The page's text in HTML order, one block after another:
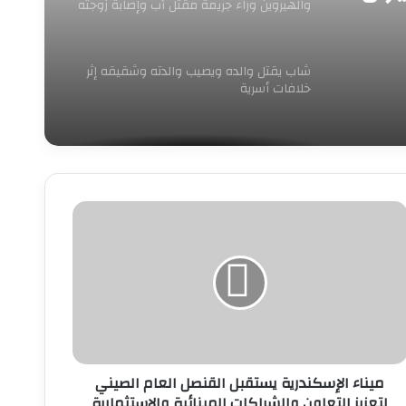
والهيروين وراء جريمة مقتل أب وإصابة زوجته
شاب يقتل والده ويصيب والدته وشقيقه إثر
خلافات أسرية
والشراكات
المينائية
والاستثمارية
ميناء الإسكندرية يستقبل القنصل العام الصيني